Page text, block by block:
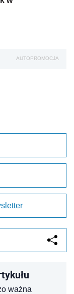
AUTOPROMOCJA
ważna